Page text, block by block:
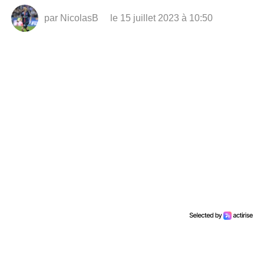
par NicolasB le 15 juillet 2023 à 10:50